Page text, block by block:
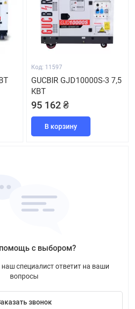
Код: 11597
GUCBIR GJD10000S-3 7,5
КВТ
95 162 ₴
В корзину
с выбором?
специалист ответит на ваши
вопросы
звонок